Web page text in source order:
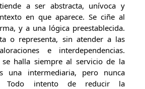
a ser abstracta, unívoca y
en que aparece. Se ciñe al
y a una lógica preestablecida.
o representa, sin atender a las
e interdependencias.
se halla siempre al servicio de la
una intermediaria, pero nunca
Todo intento de reducir la